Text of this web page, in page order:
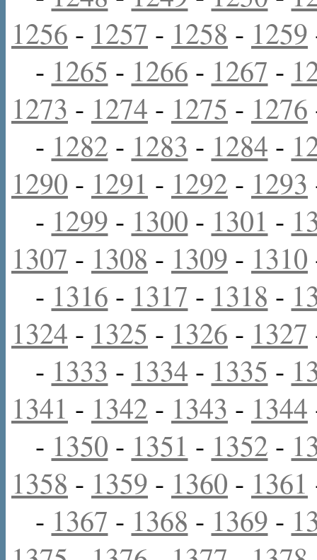
1256 - 1257 - 1258 - 1259
- 1265 - 1266 - 1267 -
1273 - 1274 - 1275 - 1276
- 1282 - 1283 - 1284 -
1290 - 1291 - 1292 - 1293
- 1299 - 1300 - 1301 -
1307 - 1308 - 1309 - 1310
- 1316 - 1317 - 1318 -
1324 - 1325 - 1326 - 1327
- 1333 - 1334 - 1335 -
1341 - 1342 - 1343 - 1344
- 1350 - 1351 - 1352 -
1358 - 1359 - 1360 - 1361
- 1367 - 1368 - 1369 -